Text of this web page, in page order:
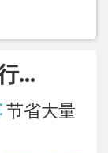
...
节省大量